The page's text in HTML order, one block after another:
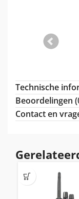
Technische
Beoordelingen
Contact en